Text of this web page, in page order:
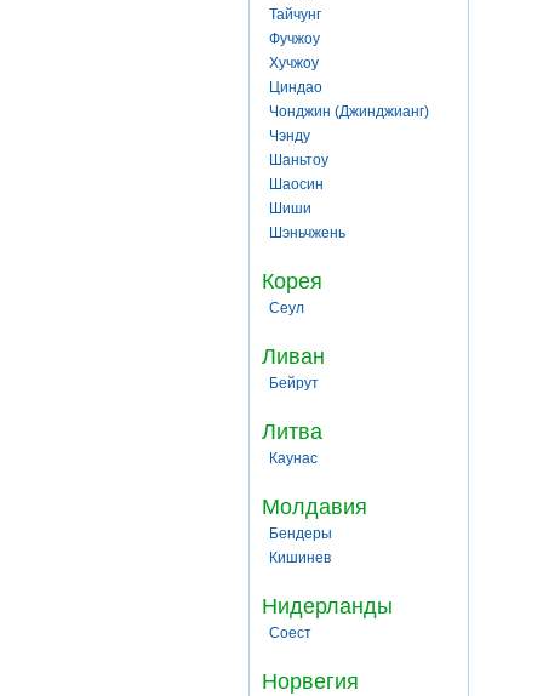
Тайчунг
Фучжоу
Хучжоу
Циндао
Чонджин (Джинджианг)
Чэнду
Шаньтоу
Шаосин
Шиши
Шэньчжень
Корея
Сеул
Ливан
Бейрут
Литва
Каунас
Молдавия
Бендеры
Кишинев
Нидерланды
Соест
Норвегия